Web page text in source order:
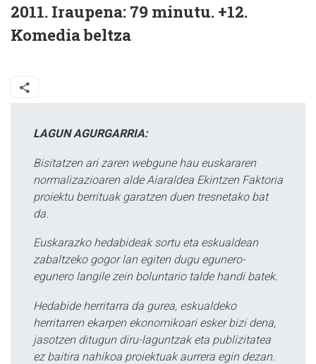
2011. Iraupena: 79 minutu. +12.
Komedia beltza
LAGUN AGURGARRIA:
Bisitatzen ari zaren webgune hau euskararen
normalizazioaren alde Aiaraldea Ekintzen Faktoria
proiektu berrituak garatzen duen tresnetako bat
da.
Euskarazko hedabideak sortu eta eskualdean
zabaltzeko gogor lan egiten dugu egunero-
egunero langile zein boluntario talde handi batek.
Hedabide herritarra da gurea, eskualdeko
herritarren ekarpen ekonomikoari esker bizi dena,
jasotzen ditugun diru-laguntzak eta publizitatea
ez baitira nahikoa proiektuak aurrera egin dezan.